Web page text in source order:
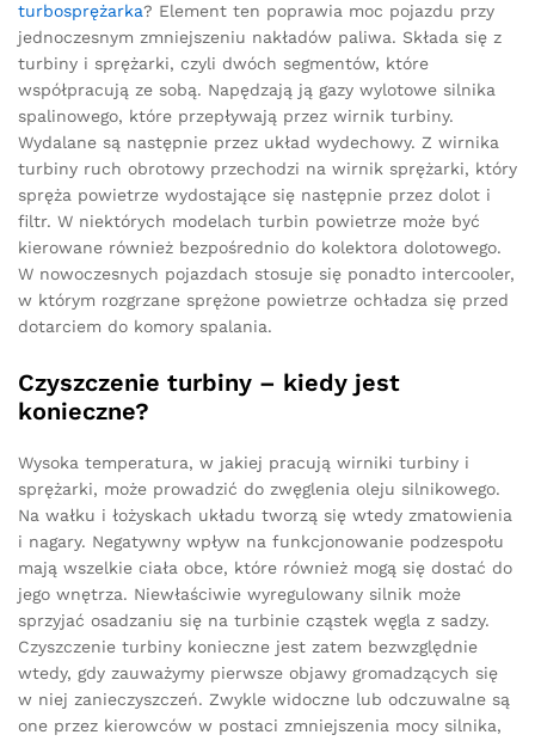
turbosprężarka? Element ten poprawia moc pojazdu przy
jednoczesnym zmniejszeniu nakładów paliwa. Składa się z
turbiny i sprężarki, czyli dwóch segmentów, które
współpracują ze sobą. Napędzają ją gazy wylotowe silnika
spalinowego, które przepływają przez wirnik turbiny.
Wydalane są następnie przez układ wydechowy. Z wirnika
turbiny ruch obrotowy przechodzi na wirnik sprężarki, który
spręża powietrze wydostające się następnie przez dolot i
filtr. W niektórych modelach turbin powietrze może być
kierowane również bezpośrednio do kolektora dolotowego.
W nowoczesnych pojazdach stosuje się ponadto intercooler,
w którym rozgrzane sprężone powietrze ochładza się przed
dotarciem do komory spalania.
Czyszczenie turbiny – kiedy jest
konieczne?
Wysoka temperatura, w jakiej pracują wirniki turbiny i
sprężarki, może prowadzić do zwęglenia oleju silnikowego.
Na wałku i łożyskach układu tworzą się wtedy zmatowienia
i nagary. Negatywny wpływ na funkcjonowanie podzespołu
mają wszelkie ciała obce, które również mogą się dostać do
jego wnętrza. Niewłaściwie wyregulowany silnik może
sprzyjać osadzaniu się na turbinie cząstek węgla z sadzy.
Czyszczenie turbiny konieczne jest zatem bezwzględnie
wtedy, gdy zauważymy pierwsze objawy gromadzących się
w niej zanieczyszczeń. Zwykle widoczne lub odczuwalne są
one przez kierowców w postaci zmniejszenia mocy silnika,